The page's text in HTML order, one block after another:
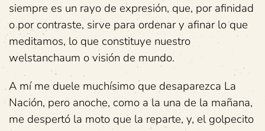
siempre es un rayo de expresión, que, por afinidad
o por contraste, sirve para ordenar y afinar lo que
meditamos, lo que constituye nuestro
welstanchaum o visión de mundo.
A mí me duele muchísimo que desaparezca La
Nación, pero anoche, como a la una de la mañana,
me despertó la moto que la reparte, y, el golpecito